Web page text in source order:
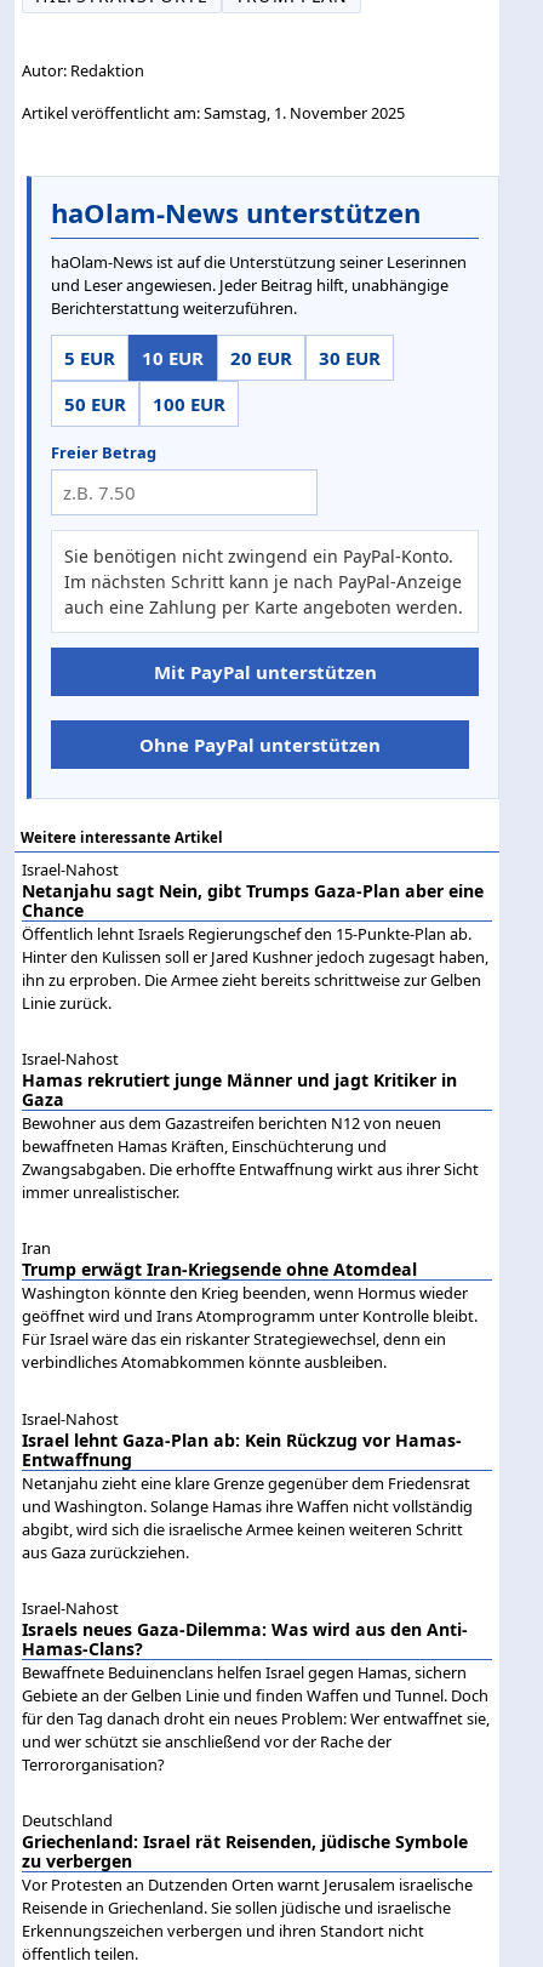
Autor: Redaktion
Artikel veröffentlicht am: Samstag, 1. November 2025
haOlam-News unterstützen
haOlam-News ist auf die Unterstützung seiner Leserinnen
und Leser angewiesen. Jeder Beitrag hilft, unabhängige
Berichterstattung weiterzuführen.
5 EUR 10 EUR 20 EUR
30 EUR
50 EUR
100 EUR
Freier Betrag
Sie benötigen nicht zwingend ein PayPal-Konto.
Im nächsten Schritt kann je nach PayPal-Anzeige
auch eine Zahlung per Karte angeboten werden.
Mit PayPal unterstützen
Ohne PayPal unterstützen
Weitere interessante Artikel
Israel-Nahost
Netanjahu sagt Nein, gibt Trumps Gaza-Plan aber eine
Chance
Öffentlich lehnt Israels Regierungschef den 15-Punkte-Plan ab.
Hinter den Kulissen soll er Jared Kushner jedoch zugesagt haben,
ihn zu erproben. Die Armee zieht bereits schrittweise zur Gelben
Linie zurück.
Israel-Nahost
Hamas rekrutiert junge Männer und jagt Kritiker in
Gaza
Bewohner aus dem Gazastreifen berichten N12 von neuen
bewaffneten Hamas Kräften, Einschüchterung und
Zwangsabgaben. Die erhoffte Entwaffnung wirkt aus ihrer Sicht
immer unrealistischer.
Iran
Trump erwägt Iran-Kriegsende ohne Atomdeal
Washington könnte den Krieg beenden, wenn Hormus wieder
geöffnet wird und Irans Atomprogramm unter Kontrolle bleibt.
Für Israel wäre das ein riskanter Strategiewechsel, denn ein
verbindliches Atomabkommen könnte ausbleiben.
Israel-Nahost
Israel lehnt Gaza-Plan ab: Kein Rückzug vor Hamas-
Entwaffnung
Netanjahu zieht eine klare Grenze gegenüber dem Friedensrat
und Washington. Solange Hamas ihre Waffen nicht vollständig
abgibt, wird sich die israelische Armee keinen weiteren Schritt
aus Gaza zurückziehen.
Israel-Nahost
Israels neues Gaza-Dilemma: Was wird aus den Anti-
Hamas-Clans?
Bewaffnete Beduinenclans helfen Israel gegen Hamas, sichern
Gebiete an der Gelben Linie und finden Waffen und Tunnel. Doch
für den Tag danach droht ein neues Problem: Wer entwaffnet sie,
und wer schützt sie anschließend vor der Rache der
Terrororganisation?
Deutschland
Griechenland: Israel rät Reisenden, jüdische Symbole
zu verbergen
Vor Protesten an Dutzenden Orten warnt Jerusalem israelische
Reisende in Griechenland. Sie sollen jüdische und israelische
Erkennungszeichen verbergen und ihren Standort nicht
öffentlich teilen.